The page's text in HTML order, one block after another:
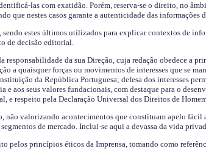
las com exatidão. Porém, reserva-se o direito, no
que nestes casos garante a autenticidade das informações
estes últimos utilizados para explicar contextos de
de decisão editorial.
responsabilidade da sua Direção, cuja redação obedece a
a quaisquer forças ou movimentos de interesses que se
da República Portuguesa; defesa dos interesses
e aos seus valores fundacionais, com destaque para o
e respeito pela Declaração Universal dos Direitos de
não valorizando acontecimentos que constituam apelo fácil
de mercado. Inclui-se aqui a devassa da vida
pelos princípios éticos da Imprensa, tomando como